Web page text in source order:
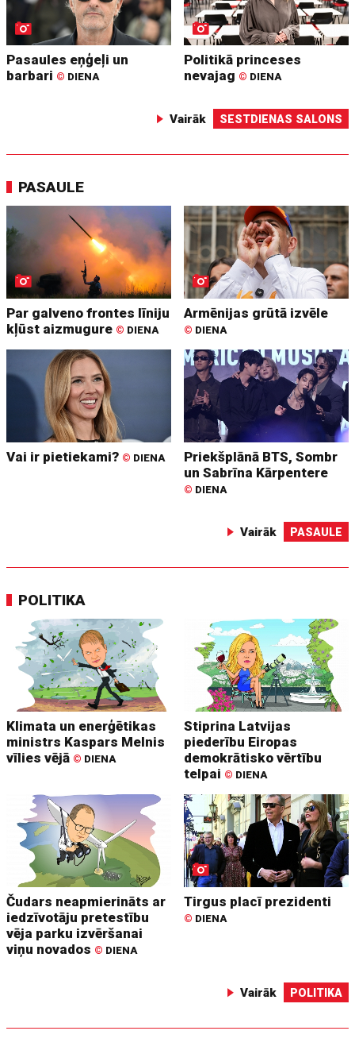
Pasaules eņģeļi un
barbari © DIENA
Politikā princeses
nevajag © DIENA
Vairāk SESTDIENAS SALONS
PASAULE
Par galveno frontes līniju
kļūst aizmugure © DIENA
Armēnijas grūtā izvēle
© DIENA
Vai ir pietiekami? © DIENA
Priekšplānā BTS, Sombr
un Sabrīna Kārpentere
© DIENA
Vairāk PASAULE
POLITIKA
Klimata un enerģētikas
ministrs Kaspars Melnis
vīlies vējā © DIENA
Stiprina Latvijas
piederību Eiropas
demokrātisko vērtību
telpai © DIENA
Čudars neapmierināts ar
iedzīvotāju pretestību
vēja parku izvēršanai
viņu novados © DIENA
Tirgus placī prezidenti
© DIENA
Vairāk POLITIKA